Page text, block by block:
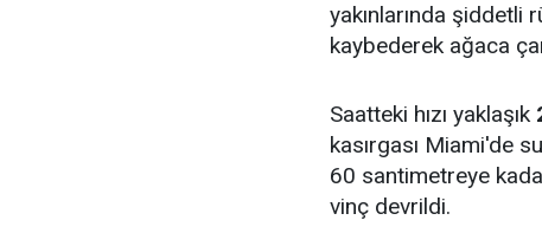
yakınlarında şiddetli
kaybederek ağaca
Saatteki hızı yaklaşık
kasırgası Miami'de
60 santimetreye
vinç devrildi.